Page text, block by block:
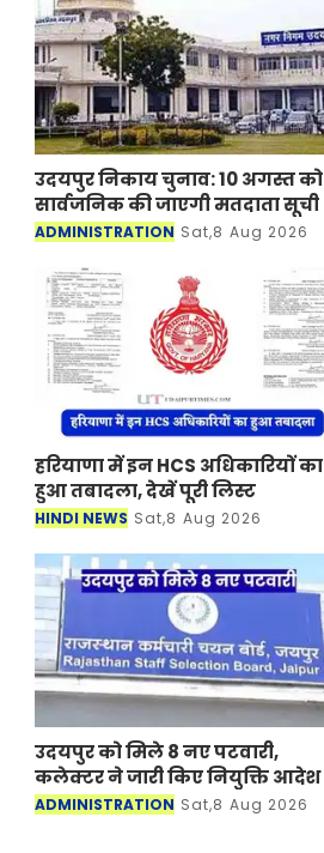
उदयपुर निकाय चुनाव: 10 अगस्त को
सार्वजनिक की जाएगी मतदाता सूची
ADMINISTRATION Sat,8 Aug 2026
हरियाणा में इन HCS अधिकारियों का
हुआ तबादला, देखें पूरी लिस्ट
HINDI NEWS Sat,8 Aug 2026
उदयपुर को मिले 8 नए पटवारी,
कलेक्टर ने जारी किए नियुक्ति आदेश
ADMINISTRATION Sat,8 Aug 2026